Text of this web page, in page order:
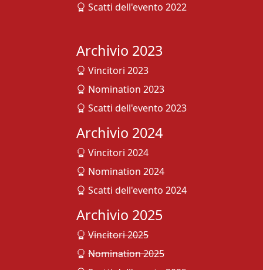
Scatti dell'evento 2022
Archivio 2023
Vincitori 2023
Nomination 2023
Scatti dell'evento 2023
Archivio 2024
Vincitori 2024
Nomination 2024
Scatti dell'evento 2024
Archivio 2025
Vincitori 2025
Nomination 2025